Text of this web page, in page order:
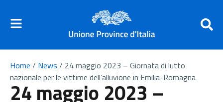
Home / News / 24 maggio 2023 – Giornata di lutto
nazionale per le vittime dell’alluvione in Emilia-Romagna
24 maggio 2023 –